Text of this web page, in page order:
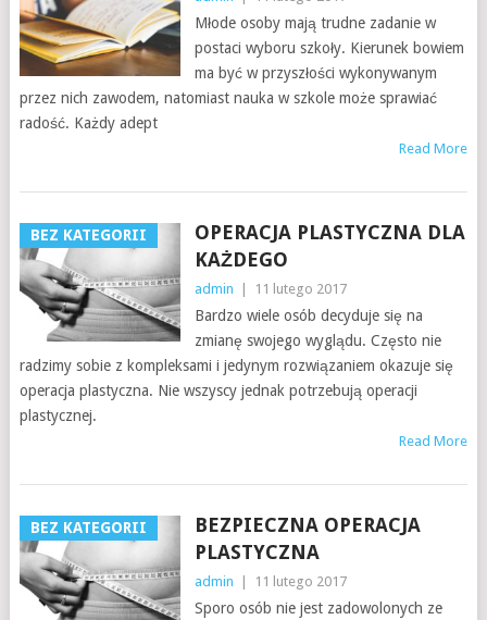
Młode osoby mają trudne zadanie w
postaci wyboru szkoły. Kierunek bowiem
ma być w przyszłości wykonywanym
przez nich zawodem, natomiast nauka w szkole może sprawiać
radość. Każdy adept
Read More
BEZ KATEGORII
OPERACJA PLASTYCZNA DLA
KAŻDEGO
admin 11 lutego 2017
Bardzo wiele osób decyduje się na
zmianę swojego wyglądu. Często nie
radzimy sobie z kompleksami i jedynym rozwiązaniem okazuje się
operacja plastyczna. Nie wszyscy jednak potrzebują operacji
plastycznej.
Read More
BEZ KATEGORII
BEZPIECZNA OPERACJA
PLASTYCZNA
admin 11 lutego 2017
Sporo osób nie jest zadowolonych ze